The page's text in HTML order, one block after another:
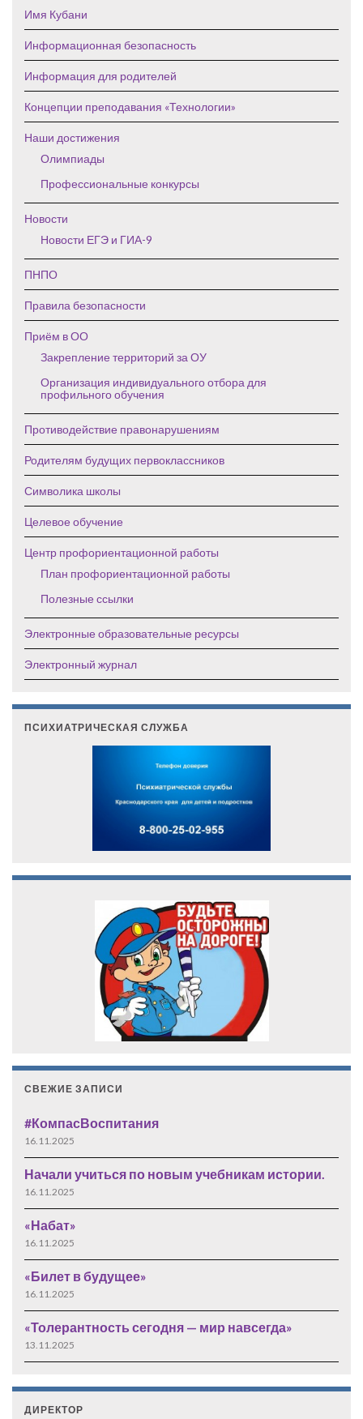
Имя Кубани
Информационная безопасность
Информация для родителей
Концепции преподавания «Технологии»
Наши достижения
Олимпиады
Профессиональные конкурсы
Новости
Новости ЕГЭ и ГИА-9
ПНПО
Правила безопасности
Приём в ОО
Закрепление территорий за ОУ
Организация индивидуального отбора для
профильного обучения
Противодействие правонарушениям
Родителям будущих первоклассников
Символика школы
Целевое обучение
Центр профориентационной работы
План профориентационной работы
Полезные ссылки
Электронные образовательные ресурсы
Электронный журнал
ПСИХИАТРИЧЕСКАЯ СЛУЖБА
СВЕЖИЕ ЗАПИСИ
#КомпасВоспитания
16.11.2025
Начали учиться по новым учебникам истории.
16.11.2025
«Набат»
16.11.2025
«Билет в будущее»
16.11.2025
«Толерантность сегодня — мир навсегда»
13.11.2025
ДИРЕКТОР